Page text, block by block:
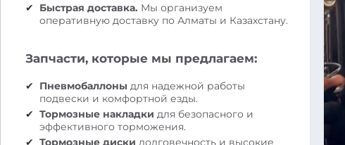
Быстрая доставка. Мы организуем
оперативную доставку по Алматы и Казахстану.
Запчасти, которые мы предлагаем:
Пневмобаллоны для надежной работы
подвески и комфортной езды.
Тормозные накладки для безопасного и
эффективного торможения.
Тормозные диски долговечность и высокие